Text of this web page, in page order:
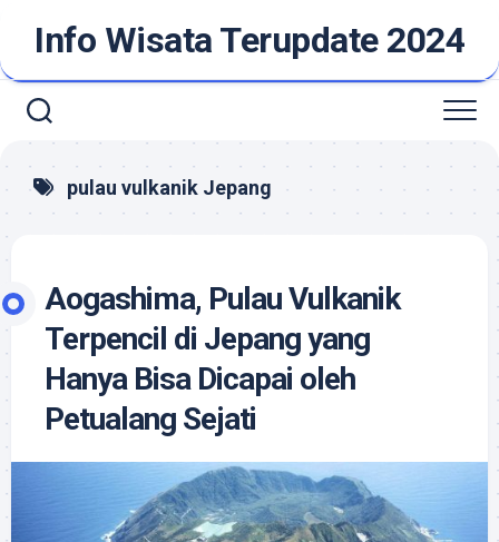
contentInfo Wisata Terupdate 2024
pulau vulkanik Jepang
Aogashima, Pulau Vulkanik
Terpencil di Jepang yang
Hanya Bisa Dicapai oleh
Petualang Sejati